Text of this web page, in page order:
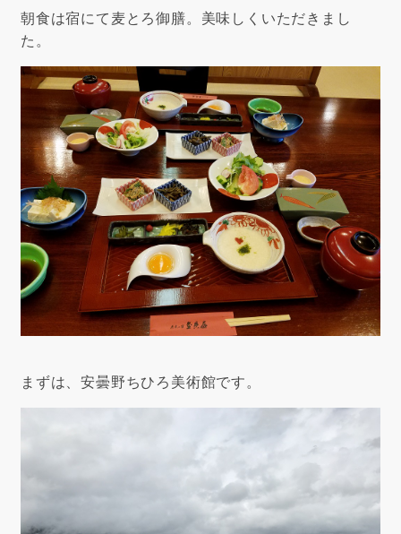
朝食は宿にて麦とろ御膳。美味しくいただきまし
た。
まずは、安曇野ちひろ美術館です。